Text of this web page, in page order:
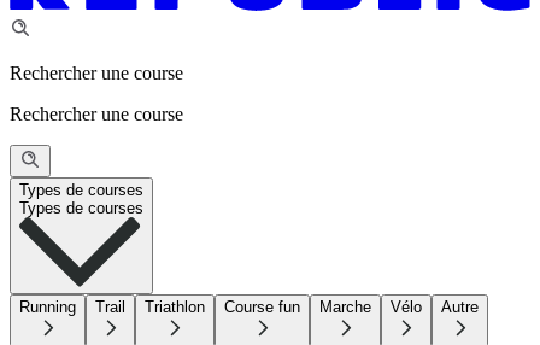
Rechercher une course
Rechercher une course
Types de courses
Types de courses
Running Trail Triathlon Course fun Marche Vélo Autre